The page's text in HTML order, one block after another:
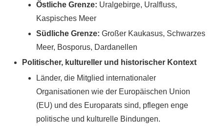
Östliche Grenze: Uralgebirge, Uralfluss,
Kaspisches Meer
Südliche Grenze: Großer Kaukasus, Schwarzes
Meer, Bosporus, Dardanellen
Politischer, kultureller und historischer Kontext
Länder, die Mitglied internationaler
Organisationen wie der Europäischen Union
(EU) und des Europarats sind, pflegen enge
politische und kulturelle Bindungen.